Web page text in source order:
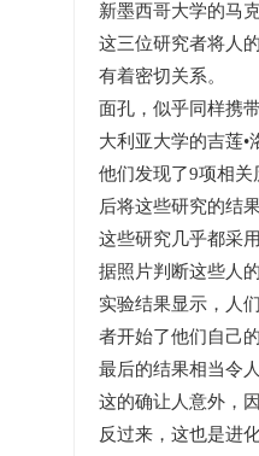
新墨西哥大学的马
这三位研究者将人
有着密切关系。
面孔，似乎同样携
大利亚大学的吉莲•
他们发现了9项相
后将这些研究的结
这些研究几乎都采
据照片判断这些人的
实验结果显示，人
者开始了他们自己
最后的结果相当令
这的确让人意外，
反过来，这也是进